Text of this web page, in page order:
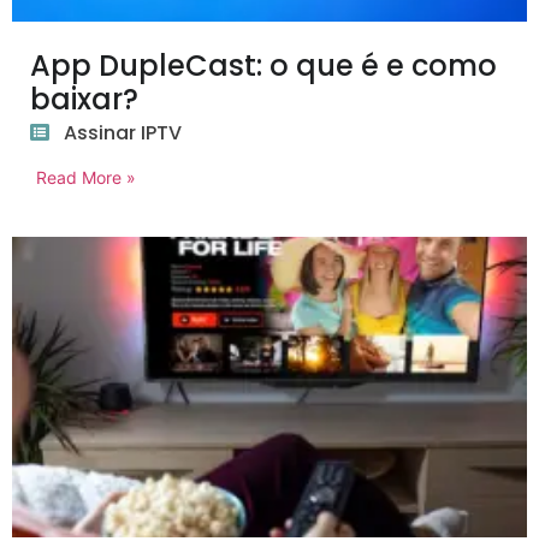
App DupleCast: o que é e como
baixar?
Assinar IPTV
Read More »